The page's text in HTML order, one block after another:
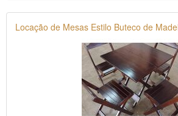
Locação de Mesas Estilo Buteco de